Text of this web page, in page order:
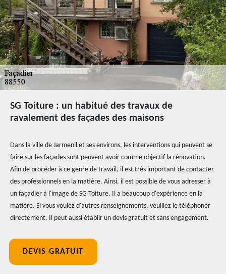
SG Toiture : un habitué des travaux de
ravalement des façades des maisons
Dans la ville de Jarmenil et ses environs, les interventions qui peuvent se
faire sur les façades sont peuvent avoir comme objectif la rénovation.
Afin de procéder à ce genre de travail, il est très important de contacter
des professionnels en la matière. Ainsi, il est possible de vous adresser à
un façadier à l'image de SG Toiture. Il a beaucoup d'expérience en la
matière. Si vous voulez d'autres renseignements, veuillez le téléphoner
directement. Il peut aussi établir un devis gratuit et sans engagement.
DEVIS GRATUIT